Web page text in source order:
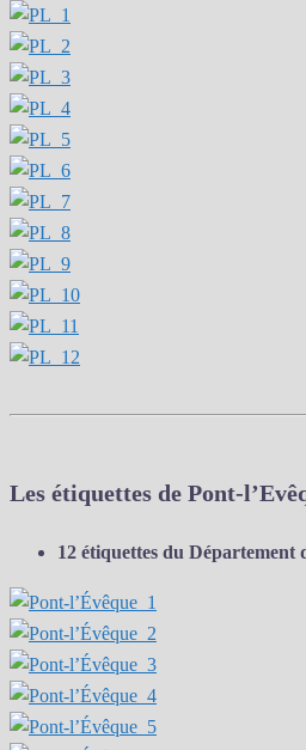
Les étiquettes de Pont-
12 étiquettes du Département